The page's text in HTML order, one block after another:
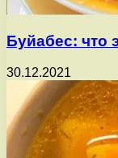
Буйабес: что
30.12.2021